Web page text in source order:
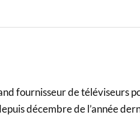
fournisseur de téléviseurs
décembre de l’année